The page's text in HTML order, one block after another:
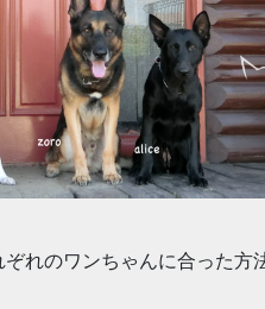
れのワンちゃんに合った方